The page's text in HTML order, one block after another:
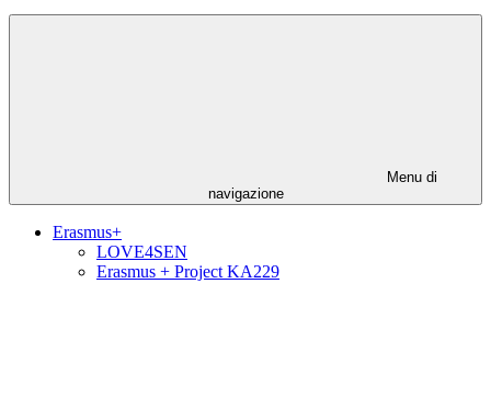
Menu di
navigazione
Erasmus+
LOVE4SEN
Erasmus + Project KA229